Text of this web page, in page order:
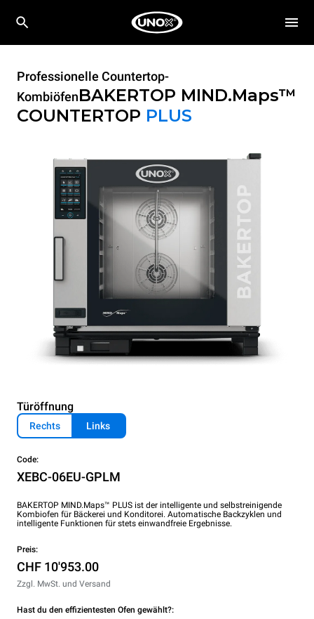
Professionelle Countertop-
KombiöfenBAKERTOP MIND.Maps™
COUNTERTOP PLUS
Türöffnung
Rechts Links
Code:
XEBC-06EU-GPLM
BAKERTOP MIND.Maps™ PLUS ist der intelligente und selbstreinigende
Kombiofen für Bäckerei und Konditorei. Automatische Backzyklen und
intelligente Funktionen für stets einwandfreie Ergebnisse.
Preis:
CHF 10'953.00
Zzgl. MwSt. und Versand
Hast du den effizientesten Ofen gewählt?: